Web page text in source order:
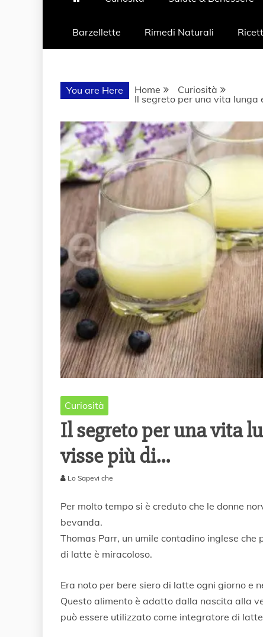
Barzellette Rimedi Naturali
You are Here Home
Curiosità
Il segreto per una vita lunga
Curiosità
Il segreto per una vita
visse più di…
O
t
o
2
0
2
Lo Sapevi che
Per molto tempo si è creduto che le donne
bevanda.
Thomas Parr, un umile contadino inglese
di latte è miracoloso.
Era noto per bere siero di latte ogni giorno e
Questo alimento è adatto dalla nascita alla
può essere utilizzato come integratore di